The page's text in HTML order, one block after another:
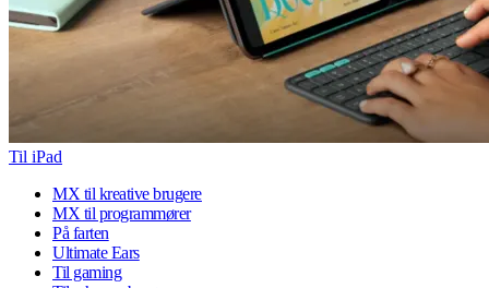
Til iPad
MX til kreative brugere
MX til programmører
På farten
Ultimate Ears
Til gaming